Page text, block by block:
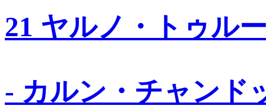
21 ヤルノ・トゥル
- カルン・チャンド